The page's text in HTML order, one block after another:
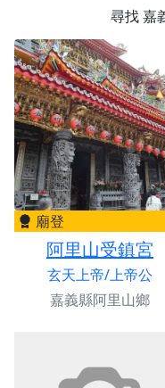
尋找嘉
廟登
阿里山受鎮宮
玄天上帝/上帝公
嘉義縣阿里山鄉